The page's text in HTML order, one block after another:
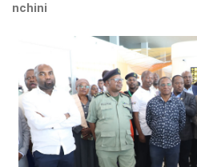
nchini